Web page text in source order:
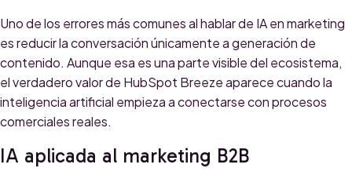
Uno de los errores más comunes al hablar de IA en marketing
es reducir la conversación únicamente a generación de
contenido. Aunque esa es una parte visible del ecosistema,
el verdadero valor de HubSpot Breeze aparece cuando la
inteligencia artificial empieza a conectarse con procesos
comerciales reales.
IA aplicada al marketing B2B